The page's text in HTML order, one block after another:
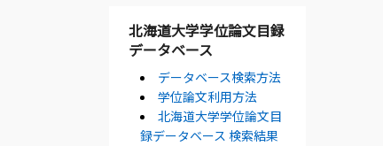
北海道大学学位論文目録
データベース
データベース検索方法
学位論文利用方法
北海道大学学位論文目
録データベース 検索結果